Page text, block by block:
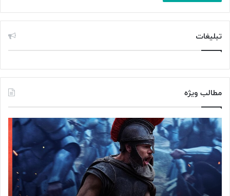
تبلیغات
مطالب ویژه
م
غ
ز
م
ت
ف